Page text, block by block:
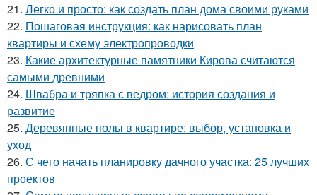
21. Легко и просто: как создать план дома своими руками
22. Пошаговая инструкция: как нарисовать план
квартиры и схему электропроводки
23. Какие архитектурные памятники Кирова считаются
самыми древними
24. Швабра и тряпка с ведром: история создания и
развитие
25. Деревянные полы в квартире: выбор, установка и
уход
26. С чего начать планировку дачного участка: 25 лучших
проектов